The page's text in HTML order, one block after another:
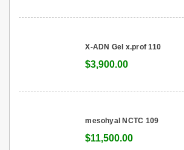
X-ADN Gel x.prof 110
$3,900.00
mesohyal NCTC 109
$11,500.00